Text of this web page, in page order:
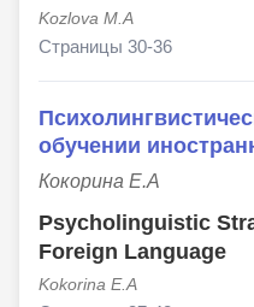
Kozlova M.A
Страницы 30-36
обучении
Кокорина Е.А
Psycholinguistic
Foreign Language
Kokorina E.A